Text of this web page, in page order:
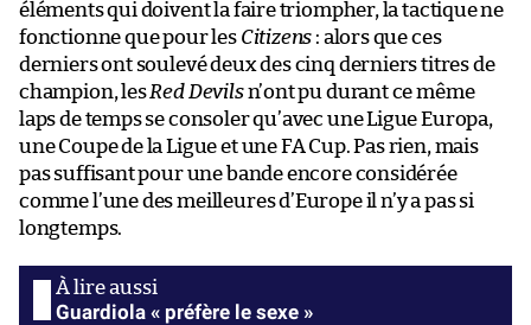
éléments qui doivent la faire triompher, la tactique ne
fonctionne que pour les Citizens : alors que ces
derniers ont soulevé deux des cinq derniers titres de
champion, lesRed Devilsn’ont pu durant ce même
laps de temps se consoler qu’avec une Ligue Europa,
une Coupe de la Ligue et une FA Cup. Pas rien, mais
pas suffisant pour une bande encore considérée
comme l’une des meilleures d’Europe il n’y a pas si
longtemps.
Guardiola « préfère le sexe »